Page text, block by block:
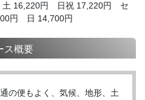
16,220円 日祝 17,220円 セ
円 日 14,700円
ス概要
の便もよく、気候、地形、土